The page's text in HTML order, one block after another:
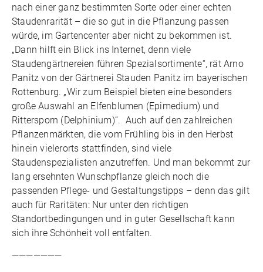
nach einer ganz bestimmten Sorte oder einer echten
Staudenrarität – die so gut in die Pflanzung passen
würde, im Gartencenter aber nicht zu bekommen ist.
„Dann hilft ein Blick ins Internet, denn viele
Staudengärtnereien führen Spezialsortimente“, rät Arno
Panitz von der Gärtnerei Stauden Panitz im bayerischen
Rottenburg. „Wir zum Beispiel bieten eine besonders
große Auswahl an Elfenblumen (Epimedium) und
Rittersporn (Delphinium)“. Auch auf den zahlreichen
Pflanzenmärkten, die vom Frühling bis in den Herbst
hinein vielerorts stattfinden, sind viele
Staudenspezialisten anzutreffen. Und man bekommt zur
lang ersehnten Wunschpflanze gleich noch die
passenden Pflege- und Gestaltungstipps – denn das gilt
auch für Raritäten: Nur unter den richtigen
Standortbedingungen und in guter Gesellschaft kann
sich ihre Schönheit voll entfalten.
———————